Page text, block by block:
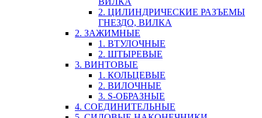
2. ЦИЛИНДРИЧЕСКИЕ РАЗЪЕМЫ
ГНЕЗДО, ВИЛКА
2. ЗАЖИМНЫЕ
1. ВТУЛОЧНЫЕ
2. ШТЫРЕВЫЕ
3. ВИНТОВЫЕ
1. КОЛЬЦЕВЫЕ
2. ВИЛОЧНЫЕ
3. S-ОБРАЗНЫЕ
4. СОЕДИНИТЕЛЬНЫЕ